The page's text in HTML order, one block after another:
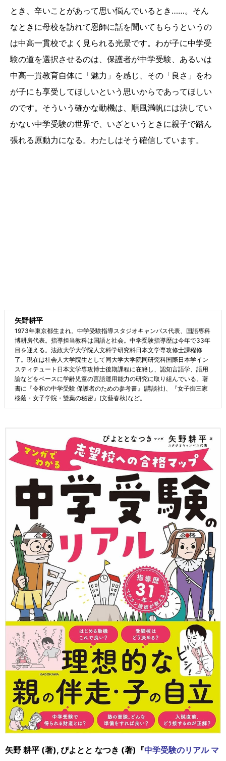
とき、辛いことがあって思い悩んでいるとき……。そん
なときに母校を訪れて恩師に話を聞いてもらうというの
は中高一貫校でよく見られる光景です。わが子に中学受
験の道を選択させるのは、保護者が中学受験、あるいは
中高一貫教育自体に「魅力」を感じ、その「良さ」をわ
が子にも享受してほしいという思いからであってほしい
のです。そういう確かな動機は、順風満帆には決してい
かない中学受験の世界で、いざというときに親子で踏ん
張れる原動力になる。わたしはそう確信しています。
矢野耕平
1973年東京都生まれ。中学受験指導スタジオキャンパス代表、国語専科
博耕房代表。指導担当教科は国語と社会。中学受験指導歴は今年で33年
目を迎える。法政大学大学院人文科学研究科日本文学専攻修士課程修
了。現在は社会人大学院生として同大学大学院同研究科国際日本学イン
スティテュート日本文学専攻博士後期課程に在籍し、認知言語学、語用
論などをベースに学齢児童の言語運用能力の研究に取り組んでいる。著
書に『令和の中学受験 保護者のための参考書』(講談社)、『女子御三家
桜蔭・女子学院・雙葉の秘密』(文藝春秋)など。
矢野 耕平 (著), ぴよとと なつき (著)『中学受験のリアル マ